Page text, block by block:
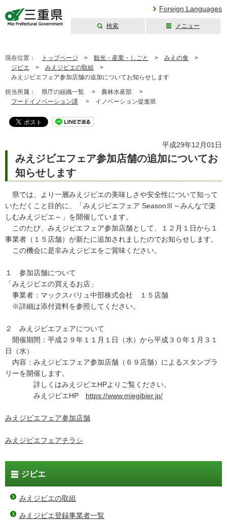
Foreign Languages
検索 メニュー
現在位置： トップページ > 観光・産業・しごと > みえの食 >
ジビエ > みえジビエの取組
>
みえジビエフェア参加店舗の追加についてお知らせします
担当所属： 県庁の組織一覧 > 農林水産部 >
フードイノベーション課 > イノベーション促進班
平成29年12月01日
みえジビエフェア参加店舗の追加についてお
知らせします
県では、より一層みえジビエの美味しさや安全性について知って
いただくこと目的に、「みえジビエフェア SeasonⅢ～みんなで楽
しむみえジビエ～」を開催しています。
このたび、みえジビエフェア参加店舗として、１２月１日から１
事業者（１５店舗）が新たに追加されましたのでお知らせします。
この機会に是非みえジビエをご賞味ください。
１ 参加店舗について
「みえジビエの買えるお店」
事業者：マックスバリュ中部株式会社 １５店舗
※詳細は添付資料を参照してください。
２ みえジビエフェアについて
開催期間：平成２９年１１月１日（水）から平成３０年１月３１
日（水）
内容：みえジビエフェア参加店舗（６９店舗）によるスタンプラ
リーを開催します。
詳しくはみえジビエHPよりご覧ください。
みえジビエHP https://www.miegibier.jp/
みえジビエフェア参加店舗
みえジビエフェアチラシ
ジビエ
みえジビエの取組
みえジビエ登録事業者一覧